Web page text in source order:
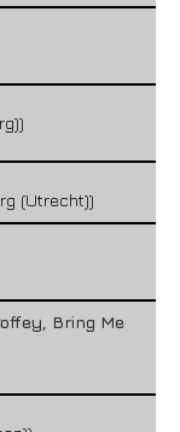
(Utrecht))
Bring Me